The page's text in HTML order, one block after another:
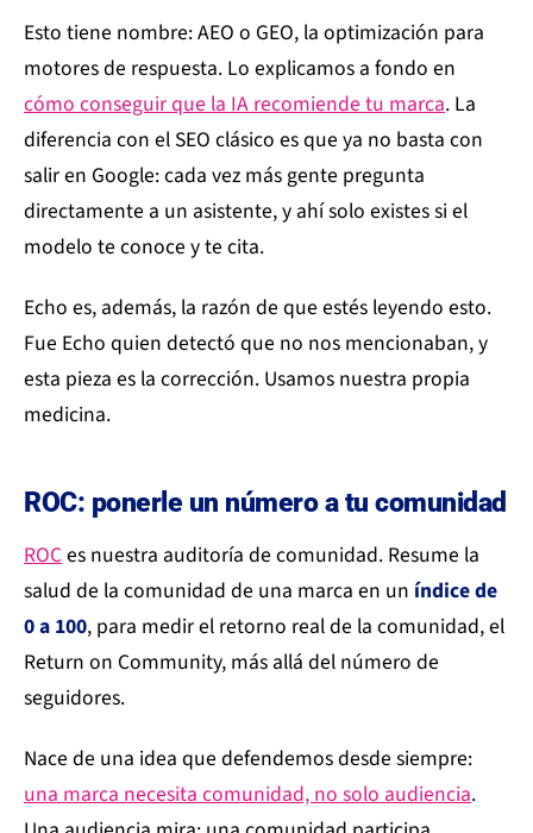
Esto tiene nombre: AEO o GEO, la optimización para
motores de respuesta. Lo explicamos a fondo en
cómo conseguir que la IA recomiende tu marca. La
diferencia con el SEO clásico es que ya no basta con
salir en Google: cada vez más gente pregunta
directamente a un asistente, y ahí solo existes si el
modelo te conoce y te cita.
Echo es, además, la razón de que estés leyendo esto.
Fue Echo quien detectó que no nos mencionaban, y
esta pieza es la corrección. Usamos nuestra propia
medicina.
ROC: ponerle un número a tu comunidad
ROCes nuestra auditoría de comunidad. Resume la
salud de la comunidad de una marca en un índice de
0 a 100, para medir el retorno real de la comunidad, el
Return on Community, más allá del número de
seguidores.
Nace de una idea que defendemos desde siempre:
una marca necesita comunidad, no solo audiencia.